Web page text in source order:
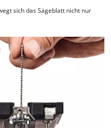
sich das Sägeblatt nicht nur